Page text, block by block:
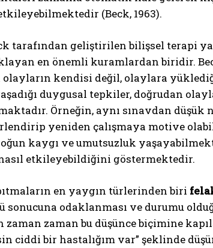
ABONE OL
(Beck, 1963).
tarafından geliştirilen bilişsel terapi
en önemli kuramlardan biridir.
olayların kendisi değil, olaylara
duygusal tepkiler, doğrudan
Örneğin, aynı sınavdan düşük
yeniden çalışmaya motive
kaygı ve umutsuzluk
etkileyebildiğini göstermektedir.
en yaygın türlerinden biri
sonucuna odaklanması ve durumu
zaman zaman bu düşünce biçimine
ciddi bir hastalığım var” şeklinde